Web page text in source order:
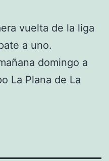
vuelta de la liga
a uno.
domingo a
La Plana de La